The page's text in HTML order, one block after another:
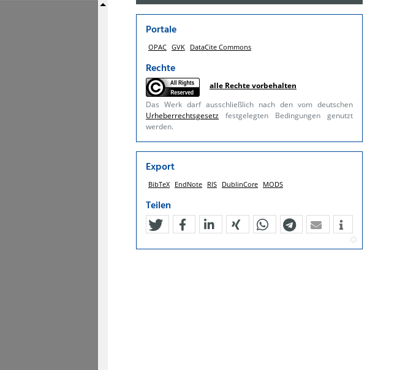
Portale
OPAC GVK DataCite Commons
Rechte
alle Rechte vorbehalten
Das Werk darf ausschließlich nach den vom deutschen
Urheberrechtsgesetz festgelegten Bedingungen genutzt
werden.
Export
BibTeX EndNote RIS DublinCore MODS
Teilen